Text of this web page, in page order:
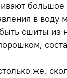
в воду
сшиты из
же,